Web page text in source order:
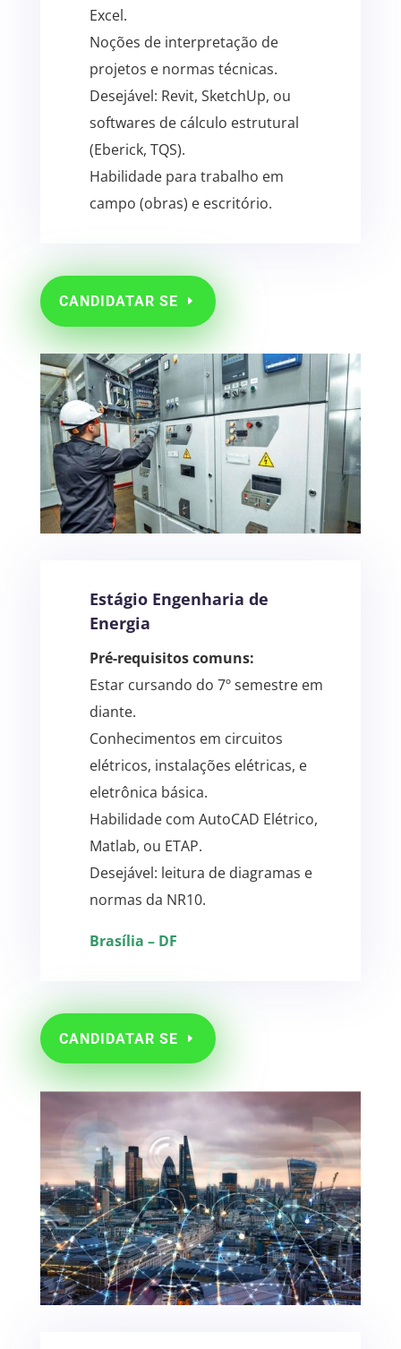
Excel.
Noções de interpretação de
projetos e normas técnicas.
Desejável: Revit, SketchUp, ou
softwares de cálculo estrutural
(Eberick, TQS).
Habilidade para trabalho em
campo (obras) e escritório.
CANDIDATAR SE
Estágio Engenharia de
Energia
Pré-requisitos comuns:
Estar cursando do 7º semestre em
diante.
Conhecimentos em circuitos
elétricos, instalações elétricas, e
eletrônica básica.
Habilidade com AutoCAD Elétrico,
Matlab, ou ETAP.
Desejável: leitura de diagramas e
normas da NR10.
Brasília – DF
CANDIDATAR SE